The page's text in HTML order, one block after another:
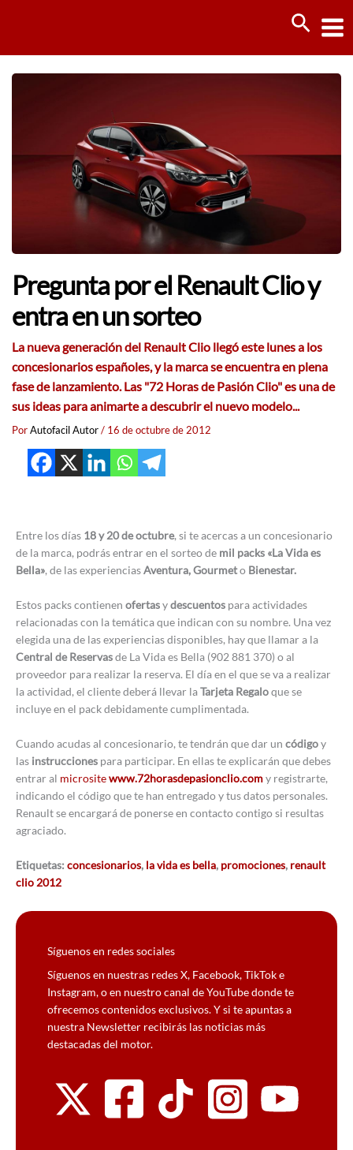
Pregunta por el Renault Clio y
entra en un sorteo
La nueva generación del Renault Clio llegó este lunes a los
concesionarios españoles,y la marca se encuentra en plena
fase de lanzamiento. Las "72 Horas de Pasión Clio"es una de
sus ideas para animarte a descubrir el nuevo modelo...
PorAutofacil Autor/ 16 de octubre de 2012
Entre los días 18 y 20 de octubre, si te acercas a un concesionario
de la marca, podrás entrar en el sorteo de mil packs «La Vida es
Bella», de las experienciasAventura, Gourmeto Bienestar.
Estos packs contienen ofertasydescuentos para actividades
relacionadas con la temática que indican con su nombre. Una vez
elegida una de las experiencias disponibles, hay que llamar a la
Central de Reservasde La Vida es Bella (902 881 370) o al
proveedor para realizar la reserva. El día en el que se va a realizar
la actividad, el cliente deberá llevar laTarjeta Regaloque se
incluye en el pack debidamente cumplimentada.
Cuando acudas al concesionario, te tendrán que dar un códigoy
las instrucciones para participar. En ellas te explicarán que debes
entrar al micrositewww.72horasdepasionclio.comy registrarte,
indicando el código que te han entregado y tus datos personales.
Renault se encargará de ponerse en contacto contigo si resultas
agraciado.
Etiquetas: concesionarios, la vida es bella, promociones, renault
clio 2012
Síguenos en redes sociales
Síguenos en nuestras redes X, Facebook, TikTok e
Instagram, o en nuestro canal de YouTube donde te
ofrecemos contenidos exclusivos. Y si te apuntas a
nuestra Newsletter recibirás las noticias más
destacadas del motor.